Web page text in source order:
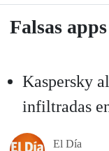
Falsas
Kaspersky
infiltradas
El Día